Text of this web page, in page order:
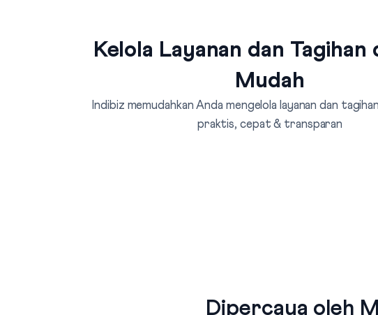
Kelola Layanan dan Tagihan
Mudah
Indibiz memudahkan Anda mengelola layanan dan
praktis, cepat & transparan
Dipercaya oleh